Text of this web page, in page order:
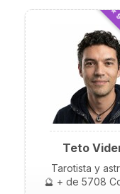
Teto
Tarotista y
🔮 + de 5708